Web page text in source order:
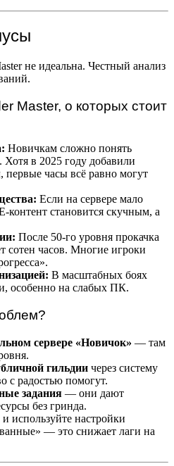
не идеальна. Честный анализ
Master, о которых стоит
Новичкам сложно понять
в 2025 году добавили
часы всё равно могут
Если на сервере мало
контент становится скучным, а
После 50-го уровня прокачка
сотен часов. Многие игроки
В масштабных боях
особенно на слабых ПК.
сервере «Новичок» — там
гильдии через систему
с радостью помогут.
задания — они дают
без гринда.
используйте настройки
— это снижает лаги на